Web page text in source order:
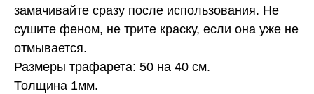
замачивайте сразу после использования. Не
сушите феном, не трите краску, если она уже не
отмывается.
Размеры трафарета: 50 на 40 см.
Толщина 1мм.